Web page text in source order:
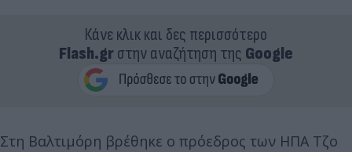
Κάνε κλικ και δες περισσότερο
Flash.grστην αναζήτηση της Google
Στη Βαλτιμόρη βρέθηκε ο πρόεδρος των ΗΠΑ Τζο